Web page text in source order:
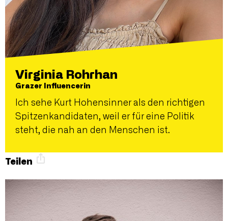
Virginia Rohrhan
Grazer Influencerin
Ich sehe Kurt Hohensinner als den richtigen
Spitzenkandidaten, weil er für eine Politik
steht, die nah an den Menschen ist.
Teilen